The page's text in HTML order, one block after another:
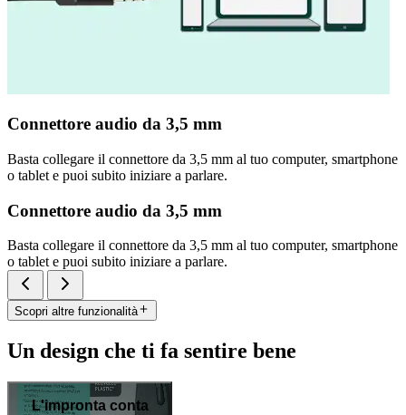
Connettore audio da 3,5 mm
Basta collegare il connettore da 3,5 mm al tuo computer, smartphone
o tablet e puoi subito iniziare a parlare.
Connettore audio da 3,5 mm
Basta collegare il connettore da 3,5 mm al tuo computer, smartphone
o tablet e puoi subito iniziare a parlare.
Scopri altre funzionalità
Un design che ti fa sentire bene
L'impronta conta